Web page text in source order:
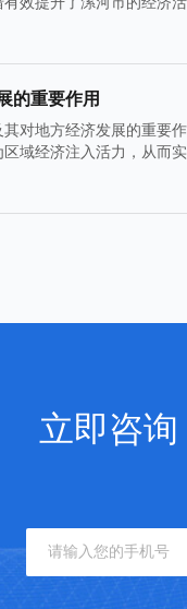
的重要作用
对地方经济发展的重要
域经济注入活力，从而
立即咨